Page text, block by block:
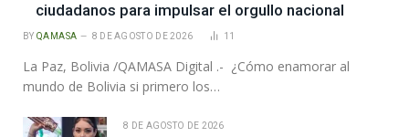
ciudadanos para impulsar el orgullo nacional
BY QAMASA 8 DE AGOSTO DE 2026 11
La Paz, Bolivia /QAMASA Digital .- ¿Cómo enamorar al
mundo de Bolivia si primero los…
8 DE AGOSTO DE 2026